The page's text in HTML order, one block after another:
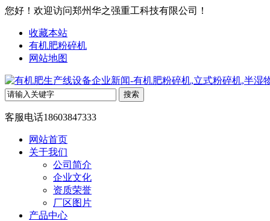
您好！欢迎访问郑州华之强重工科技有限公司！
收藏本站
有机肥粉碎机
网站地图
客服电话18603847333
网站首页
关于我们
公司简介
企业文化
资质荣誉
厂区图片
产品中心